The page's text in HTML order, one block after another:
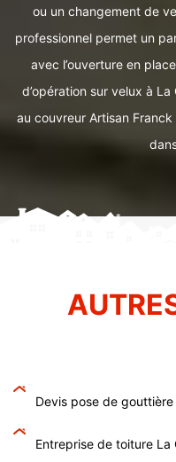
ou un changement de
professionnel permet un
avec l’ouverture en
d’opération sur velux à
au couvreur Artisan
Devis pose de
Entreprise de toiture La